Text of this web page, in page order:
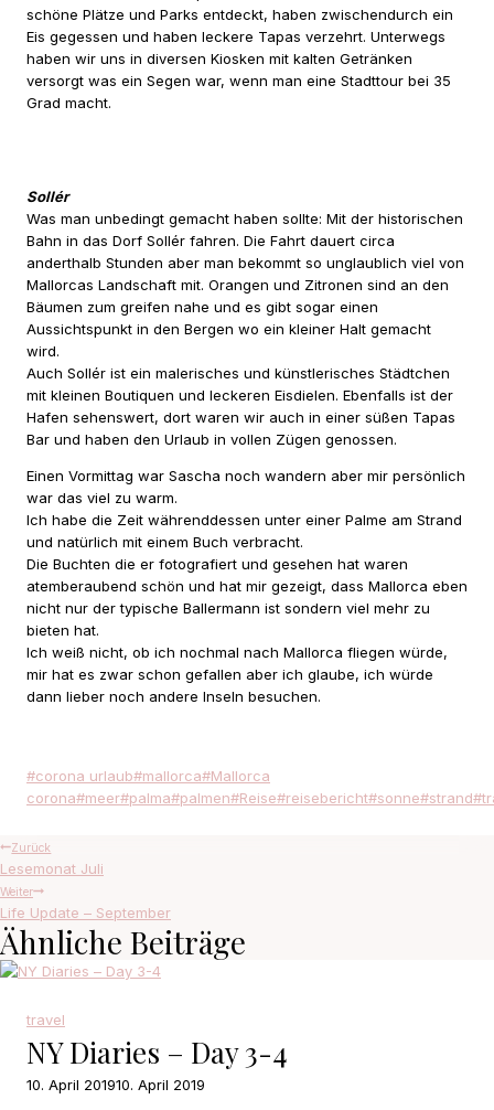
schöne Plätze und Parks entdeckt, haben zwischendurch ein
Eis gegessen und haben leckere Tapas verzehrt. Unterwegs
haben wir uns in diversen Kiosken mit kalten Getränken
versorgt was ein Segen war, wenn man eine Stadttour bei 35
Grad macht.
Sollér
Was man unbedingt gemacht haben sollte: Mit der historischen
Bahn in das Dorf Sollér fahren. Die Fahrt dauert circa
anderthalb Stunden aber man bekommt so unglaublich viel von
Mallorcas Landschaft mit. Orangen und Zitronen sind an den
Bäumen zum greifen nahe und es gibt sogar einen
Aussichtspunkt in den Bergen wo ein kleiner Halt gemacht
wird.
Auch Sollér ist ein malerisches und künstlerisches Städtchen
mit kleinen Boutiquen und leckeren Eisdielen. Ebenfalls ist der
Hafen sehenswert, dort waren wir auch in einer süßen Tapas
Bar und haben den Urlaub in vollen Zügen genossen.
Einen Vormittag war Sascha noch wandern aber mir persönlich
war das viel zu warm.
Ich habe die Zeit währenddessen unter einer Palme am Strand
und natürlich mit einem Buch verbracht.
Die Buchten die er fotografiert und gesehen hat waren
atemberaubend schön und hat mir gezeigt, dass Mallorca eben
nicht nur der typische Ballermann ist sondern viel mehr zu
bieten hat.
Ich weiß nicht, ob ich nochmal nach Mallorca fliegen würde,
mir hat es zwar schon gefallen aber ich glaube, ich würde
dann lieber noch andere Inseln besuchen.
Schlagworte:
#corona urlaub#mallorca#Mallorca
corona#meer#palma#palmen#Reise#reisebericht#sonne#strand#
Beitragsnavigation
Zurück
Lesemonat Juli
Weiter
Life Update – September
Ähnliche Beiträge
travel
NY Diaries – Day 3-4
10. April 201910. April 2019